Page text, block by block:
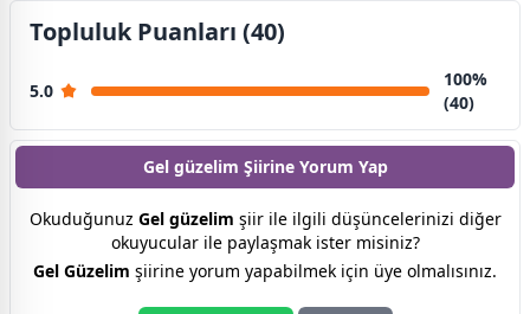
Topluluk Puanları (40)
5.0
100%
(40)
Gel güzelim Şiirine Yorum Yap
Okuduğunuz Gel güzelim şiir ile ilgili düşüncelerinizi diğer
okuyucular ile paylaşmak ister misiniz?
Gel Güzelim şiirine yorum yapabilmek için üye olmalısınız.